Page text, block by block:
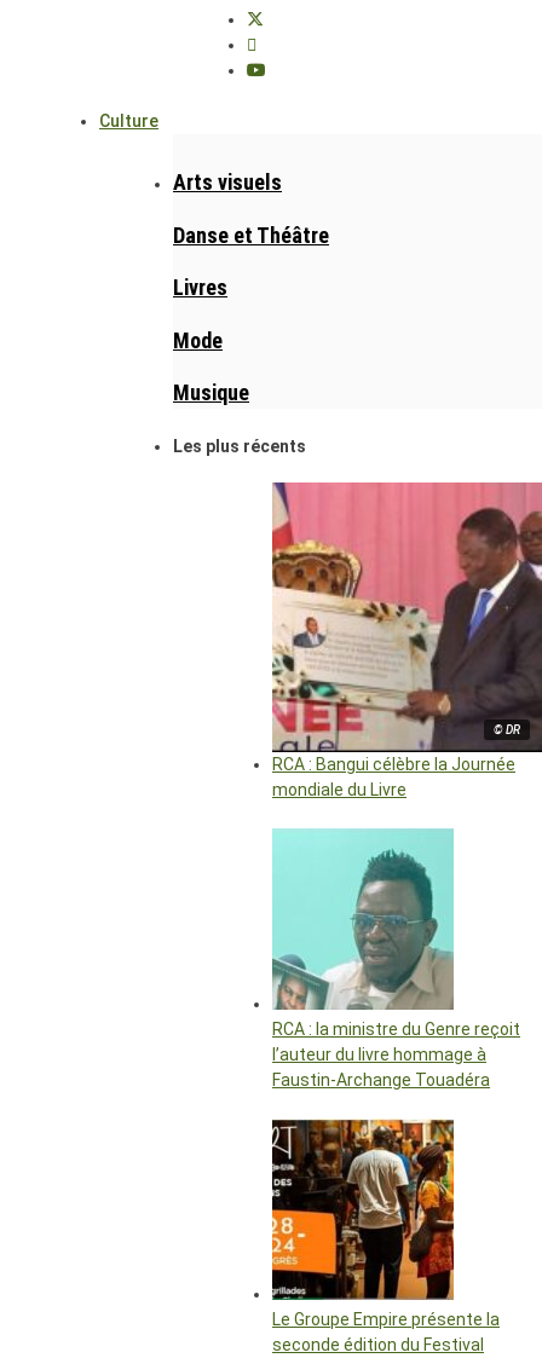
Culture
Arts visuels
Danse et Théâtre
Livres
Mode
Musique
Les plus récents
© DR
RCA : Bangui célèbre la Journée
mondiale du Livre
RCA : la ministre du Genre reçoit
l’auteur du livre hommage à
Faustin-Archange Touadéra
Le Groupe Empire présente la
seconde édition du Festival